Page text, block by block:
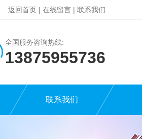
返回首页 | 在线留言 | 联系我们
全国服务咨询热线:
13875955736
联系我们